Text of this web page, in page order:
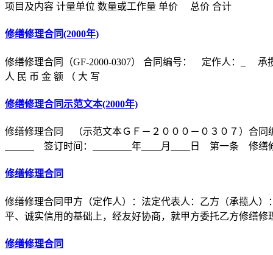
项目及内容 计量单位 数量或工作量 单价 总价 合计
修缮修理合同(2000年)
修缮修理合同（GF-2000-0307） 合同编号： 定作人：_ 承
人 民 币 金 额 （ 大 写
修缮修理合同示范文本(2000年)
修缮修理合同 （示范文本ＧＦ－２０００－０３０７）合
＿＿＿ 签订时间：＿＿＿＿年＿＿月＿＿日 第一条 修缮
修缮修理合同
修缮修理合同甲方（定作人）：法定代表人：乙方（承揽人
平、诚实信用的基础上，经友好协商，就甲方委托乙方修缮修
修缮修理合同